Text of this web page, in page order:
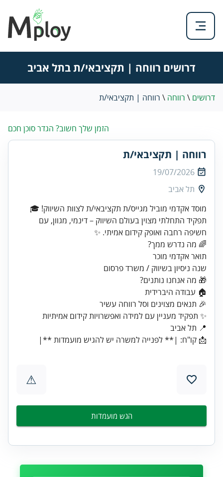
דרושים רווחה | תקציבאי/ת בתל אביב
דרושים \ רווחה \ רווחה | תקציבאי/ת
הזמן שלך חשוב? הגדר סוכן חכם
רווחה | תקציבאי/ת
19/07/2026
תל אביב
תפקיד התחלתי מצוין בעולם השיווק – דינמי, מגוון, עם
📩 קו"ח: |** לפנייה למשרה יש להגיש מועמדות **|
⚠
הגש מועמדות